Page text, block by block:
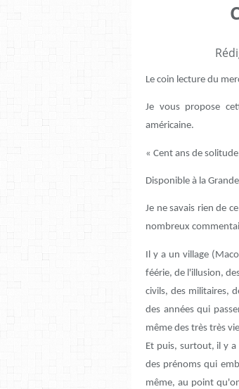
Le coin lecture du
Je vous propose
américaine.
« Cent ans de
Disponible à la
Je ne savais rien de
nombreux
Il y a un village
féérie, de l'illusion,
civils, des militaires,
des années qui
même des très très
Et puis, surtout, il y a
des prénoms qui
même, au point